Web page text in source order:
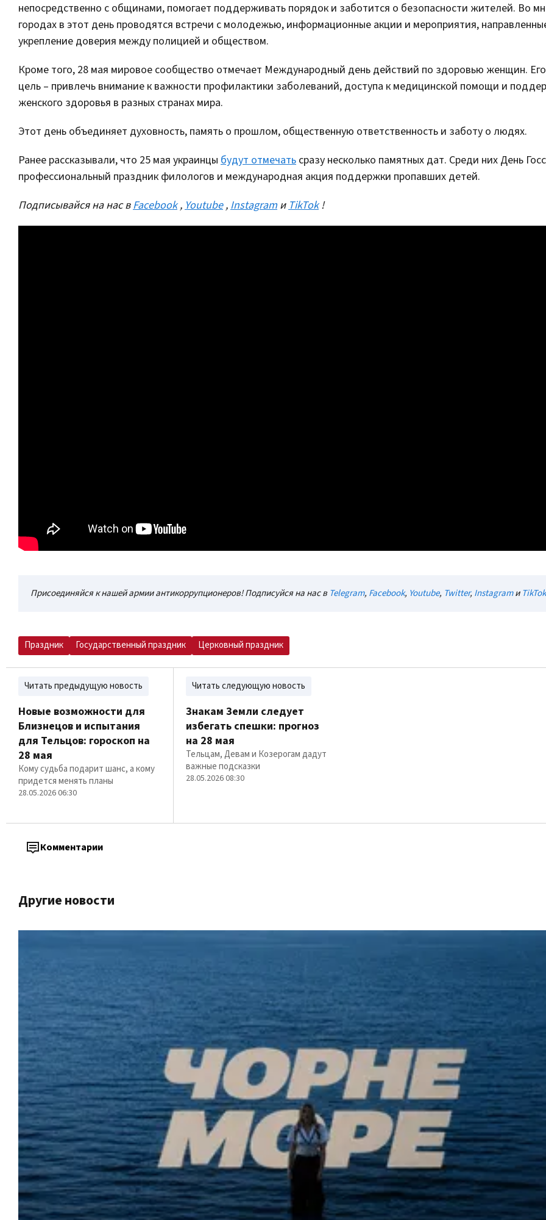
непосредственно с общинами, помогает поддерживать порядок и заботится о безопасности жителей. Во
городах в этот день проводятся встречи с молодежью, информационные акции и мероприятия,
укрепление доверия между полицией и обществом.
Кроме того, 28 мая мировое сообщество отмечает Международный день действий по здоровью женщин. Его
цель – привлечь внимание к важности профилактики заболеваний, доступа к медицинской помощи и
женского здоровья в разных странах мира.
Этот день объединяет духовность, память о прошлом, общественную ответственность и заботу о людях.
Ранее рассказывали, что 25 мая украинцы будут отмечать сразу несколько памятных дат. Среди них День
профессиональный праздник филологов и международная акция поддержки пропавших детей.
Подписывайся на нас вFacebook ,Youtube ,Instagram иTikTok !
Присоединяйся к нашей армии антикоррупционеров! Подписуйся на нас в Telegram, Facebook, Youtube, Twitter, InstagramиTikTok
Праздник Государственный праздник Церковный праздник
Читать предыдущую новость
Новые возможности для
Близнецов и испытания
для Тельцов: гороскоп на
28 мая
Кому судьба подарит шанс, а кому
придется менять планы
28.05.2026 06:30
Читать следующую новость
Знакам Земли следует
избегать спешки: прогноз
на 28 мая
Тельцам, Девам и Козерогам дадут
важные подсказки
28.05.2026 08:30
Комментарии
Другие новости